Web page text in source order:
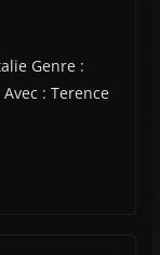
Genre :
: Terence